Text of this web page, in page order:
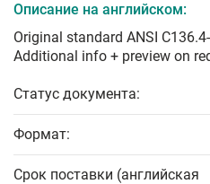
Описание на английском:
Original standard ANSI
Additional info + preview on
Статус документа:
Формат:
Срок поставки (английская